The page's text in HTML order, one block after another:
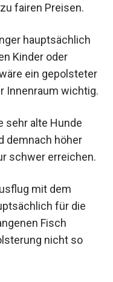
fairen Preisen.
hauptsächlich
Kinder oder
ein gepolsteter
Innenraum wichtig.
sehr alte Hunde
demnach höher
schwer erreichen.
mit dem
für die
Fisch
nicht so